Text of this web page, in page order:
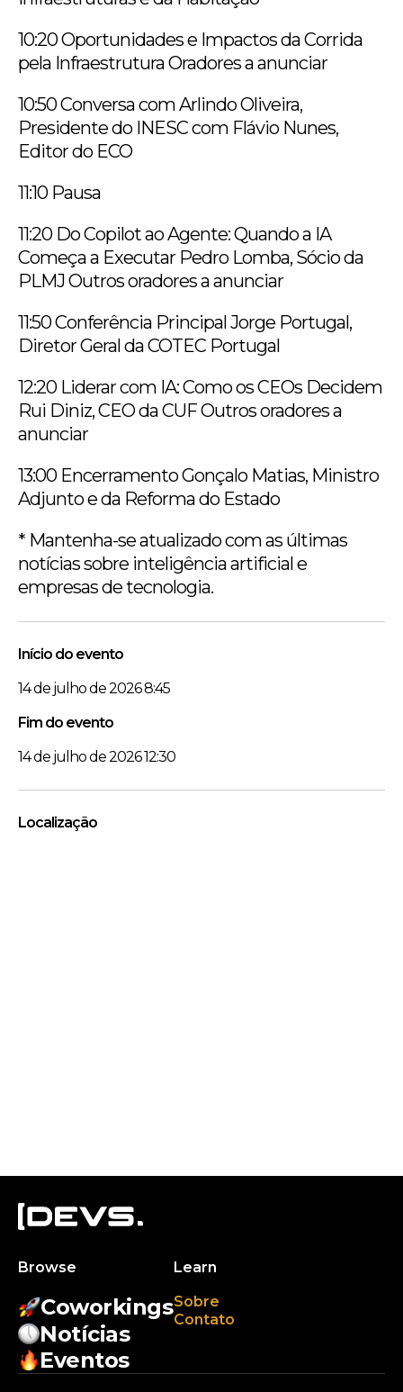
10:20 Oportunidades e Impactos da Corrida
pela Infraestrutura Oradores a anunciar
10:50 Conversa com Arlindo Oliveira,
Presidente do INESC com Flávio Nunes,
Editor do ECO
11:10 Pausa
11:20 Do Copilot ao Agente: Quando a IA
Começa a Executar Pedro Lomba, Sócio da
PLMJ Outros oradores a anunciar
11:50 Conferência Principal Jorge Portugal,
Diretor Geral da COTEC Portugal
12:20 Liderar com IA: Como os CEOs Decidem
Rui Diniz, CEO da CUF Outros oradores a
anunciar
13:00 Encerramento Gonçalo Matias, Ministro
Adjunto e da Reforma do Estado
* Mantenha-se atualizado com as últimas
notícias sobre inteligência artificial e
empresas de tecnologia.
Início do evento
14 de julho de 2026 8:45
Fim do evento
14 de julho de 2026 12:30
Localização
Browse
Coworkings
Notícias
Eventos
Learn
Sobre
Contato